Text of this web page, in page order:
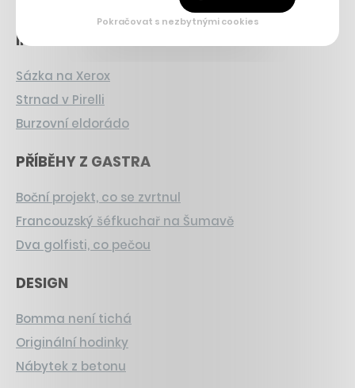
INVESTICE
Sázka na Xerox
Strnad v Pirelli
Burzovní eldorádo
PŘÍBĚHY Z GASTRA
Boční projekt, co se zvrtnul
Francouzský šéfkuchař na Šumavě
Dva golfisti, co pečou
DESIGN
Bomma není tichá
Originální hodinky
Nábytek z betonu
Pokračovat s nezbytnými cookies